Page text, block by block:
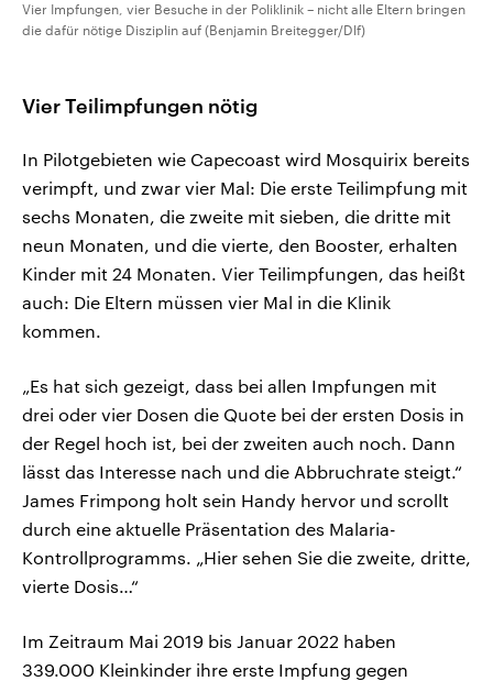
Vier Impfungen, vier Besuche in der Poliklinik – nicht alle Eltern bringen
die dafür nötige Disziplin auf (Benjamin Breitegger/Dlf)
Vier Teilimpfungen nötig
In Pilotgebieten wie Capecoast wird Mosquirix bereits
verimpft, und zwar vier Mal: Die erste Teilimpfung mit
sechs Monaten, die zweite mit sieben, die dritte mit
neun Monaten, und die vierte, den Booster, erhalten
Kinder mit 24 Monaten. Vier Teilimpfungen, das heißt
auch: Die Eltern müssen vier Mal in die Klinik
kommen.
„Es hat sich gezeigt, dass bei allen Impfungen mit
drei oder vier Dosen die Quote bei der ersten Dosis in
der Regel hoch ist, bei der zweiten auch noch. Dann
lässt das Interesse nach und die Abbruchrate steigt.“
James Frimpong holt sein Handy hervor und scrollt
durch eine aktuelle Präsentation des Malaria-
Kontrollprogramms. „Hier sehen Sie die zweite, dritte,
vierte Dosis…“
Im Zeitraum Mai 2019 bis Januar 2022 haben
339.000 Kleinkinder ihre erste Impfung gegen